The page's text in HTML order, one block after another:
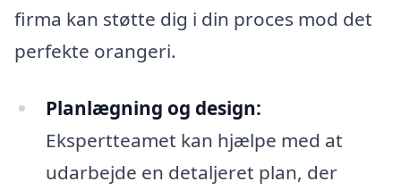
firma kan støtte dig i din proces mod det
perfekte orangeri.
Planlægning og design:
Ekspertteamet kan hjælpe med at
udarbejde en detaljeret plan, der